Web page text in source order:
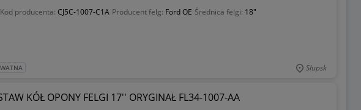
Kod producenta: CJ5C-1007-C1A Producent felg: Ford OE Średnica felgi: 18"
Słupsk
KÓŁ OPONY FELGI 17'' ORYGINAŁ FL34-1007-AA